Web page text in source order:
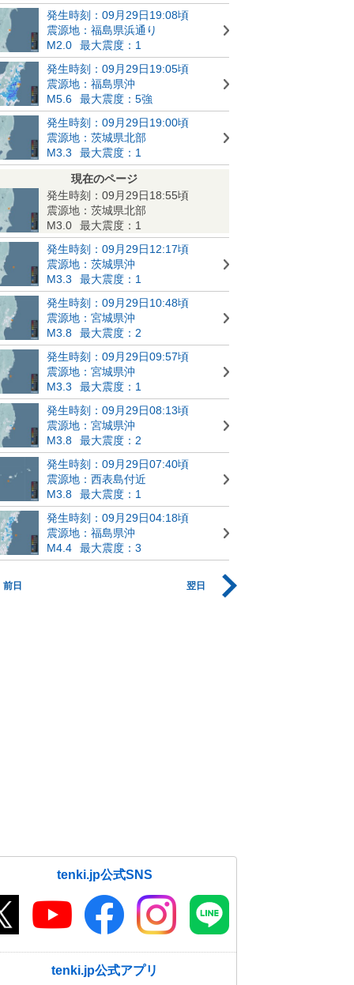
発生時刻：09月29日19:08頃
震源地：福島県浜通り
M2.0
最大震度：1
発生時刻：09月29日19:05頃
震源地：福島県沖
M5.6
最大震度：5強
発生時刻：09月29日19:00頃
震源地：茨城県北部
M3.3
最大震度：1
現在のページ
発生時刻：09月29日18:55頃
震源地：茨城県北部
M3.0
最大震度：1
発生時刻：09月29日12:17頃
震源地：茨城県沖
M3.3
最大震度：1
発生時刻：09月29日10:48頃
震源地：宮城県沖
M3.8
最大震度：2
発生時刻：09月29日09:57頃
震源地：宮城県沖
M3.3
最大震度：1
発生時刻：09月29日08:13頃
震源地：宮城県沖
M3.8
最大震度：2
発生時刻：09月29日07:40頃
震源地：西表島付近
M3.8
最大震度：1
発生時刻：09月29日04:18頃
震源地：福島県沖
M4.4
最大震度：3
前日 翌日
tenki.jp公式SNS
tenki.jp公式アプリ